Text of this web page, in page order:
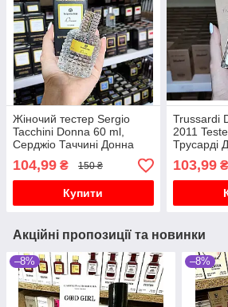
Жіночий тестер Sergio
Tacchini Donna 60 ml,
Серджіо Таччині Донна
104,99 ₴ 150 ₴
Купити
Trussardi
2011
Трусарді
парфуми
103,99₴
Акційні пропозиції та новинки
–8% –8%